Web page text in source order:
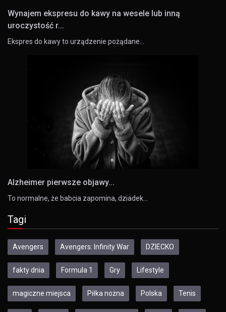
Wynajem ekspresu do kawy na wesele lub inną
uroczystość r...
Ekspres do kawy to urządzenie pożądane…
Alzheimer pierwsze objawy...
To normalne, że babcia zapomina, dziadek…
Tagi
Avengers Avengers: Infinity War DZIECKO
fakty dnia Formula 1 Gry Lifestyle
magiczne miejsca Piłka nożna Polska Tenis